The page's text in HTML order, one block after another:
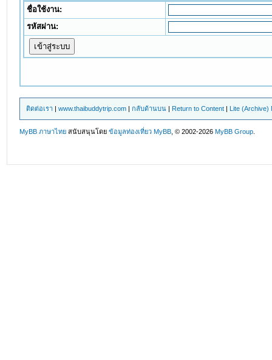
ชื่อใช้งาน:
รหัสผ่าน:
ติดต่อเรา |www.thaibuddytrip.com |กลับด้านบน | Return to Content | Lite (Archive)
MyBB ภาษาไทย สนับสนุนโดยข้อมูลท่องเที่ยว MyBB , © 2002-2026MyBB Group